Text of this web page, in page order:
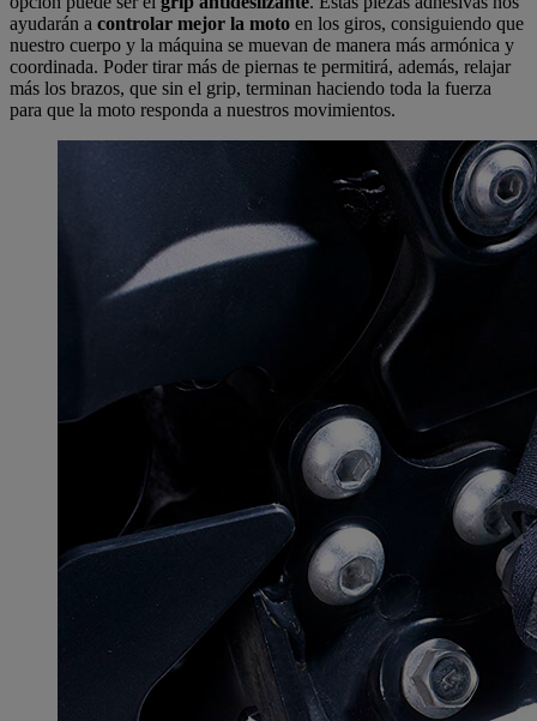
ayudarán a controlar mejor la moto en los giros, consiguiendo que
nuestro cuerpo y la máquina se muevan de manera más armónica y
coordinada. Poder tirar más de piernas te permitirá, además, relajar
más los brazos, que sin el grip, terminan haciendo toda la fuerza
para que la moto responda a nuestros movimientos.